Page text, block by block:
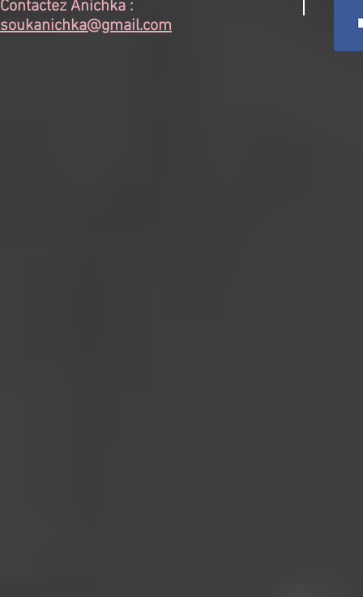
Contactez Anichka :
soukanichka@gmail.com